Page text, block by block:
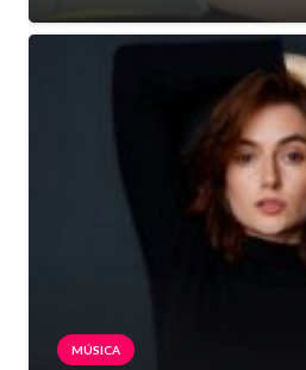
MÚSICA